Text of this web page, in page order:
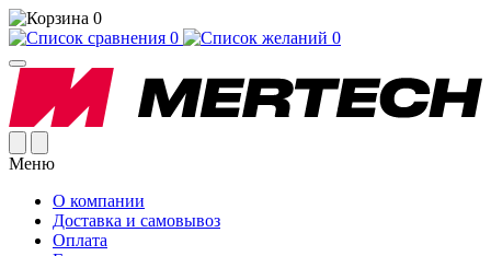
0
0
0
Меню
О компании
Доставка и самовывоз
Оплата